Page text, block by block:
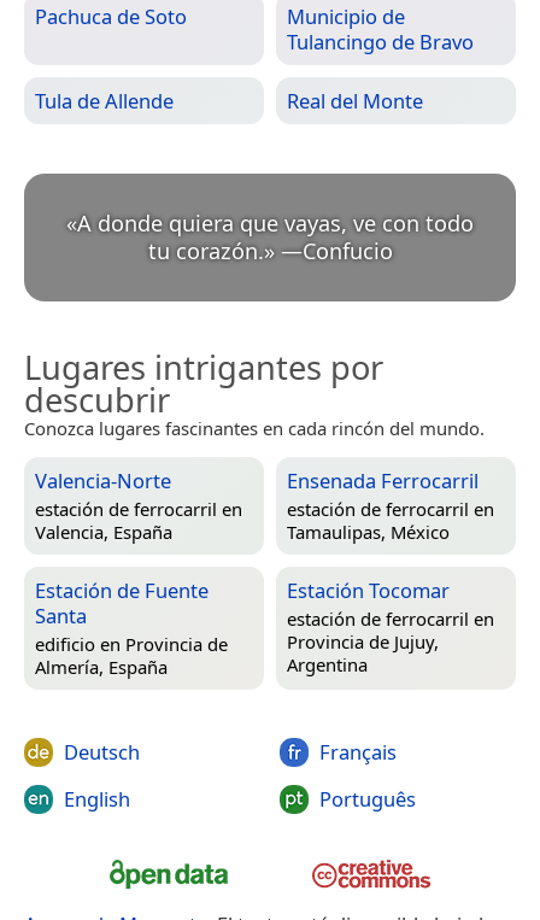
Pachuca de Soto
Municipio de
Tulancingo de Bravo
Tula de Allende Real del Monte
«A donde quiera que vayas, ve con todo
tu corazón.» —Confucio
Lugares intrigantes por
descubrir
Conozca lugares fascinantes en cada rincón del mundo.
Valencia-Norte
estación de ferrocarril en
Valencia, España
Ensenada Ferrocarril
estación de ferrocarril en
Tamaulipas, México
Estación de Fuente
Santa
edificio en Provincia de
Almería, España
Estación Tocomar
estación de ferrocarril en
Provincia de Jujuy,
Argentina
Deutsch
English
Français
Português